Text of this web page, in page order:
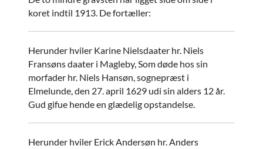
koret indtil 1913. De fortæller:
Herunder hviler Karine Nielsdaater hr. Niels
Fransøns daater i Magleby, Som døde hos sin
morfader hr. Niels Hansøn, sognepræst i
Elmelunde, den 27. april 1629 udi sin alders 12 år.
Gud gifue hende en glædelig opstandelse.
Herunder hviler Erick Andersøn hr. Anders